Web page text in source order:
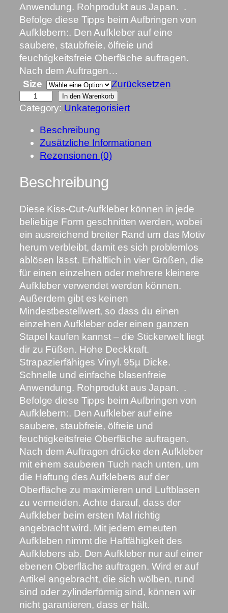
3
€
b
i
s
6
,
1
€
Anwendung. Rohprodukt aus Japan. .
Befolge diese Tipps beim Aufbringen von
Aufklebern:. Den Aufkleber auf eine
saubere, staubfreie, ölfreie und
feuchtigkeitsfreie Oberfläche auftragen.
Nach dem Auftragen…
Size
Zurücksetzen
u
f
e
e
s
t
i
c
k
e
r
s
M
e
n
g
e
In den Warenkorb
Category: Unkategorisiert
Beschreibung
Zusätzliche Informationen
Rezensionen (0)
Beschreibung
Diese Kiss-Cut-Aufkleber können in jede
beliebige Form geschnitten werden, wobei
ein ausreichend breiter Rand um das Motiv
herum verbleibt, damit es sich problemlos
ablösen lässt. Erhältlich in vier Größen, die
für einen einzelnen oder mehrere kleinere
Aufkleber verwendet werden können.
Außerdem gibt es keinen
Mindestbestellwert, so dass du einen
einzelnen Aufkleber oder einen ganzen
Stapel kaufen kannst – die Stickerwelt liegt
dir zu Füßen. Hohe Deckkraft.
Strapazierfähiges Vinyl. 95µ Dicke.
Schnelle und einfache blasenfreie
Anwendung. Rohprodukt aus Japan. .
Befolge diese Tipps beim Aufbringen von
Aufklebern:. Den Aufkleber auf eine
saubere, staubfreie, ölfreie und
feuchtigkeitsfreie Oberfläche auftragen.
Nach dem Auftragen drücke den Aufkleber
mit einem sauberen Tuch nach unten, um
die Haftung des Aufklebers auf der
Oberfläche zu maximieren und Luftblasen
zu vermeiden. Achte darauf, dass der
Aufkleber beim ersten Mal richtig
angebracht wird. Mit jedem erneuten
Aufkleben nimmt die Haftfähigkeit des
Aufklebers ab. Den Aufkleber nur auf einer
ebenen Oberfläche auftragen. Wird er auf
Artikel angebracht, die sich wölben, rund
sind oder zylinderförmig sind, können wir
nicht garantieren, dass er hält.